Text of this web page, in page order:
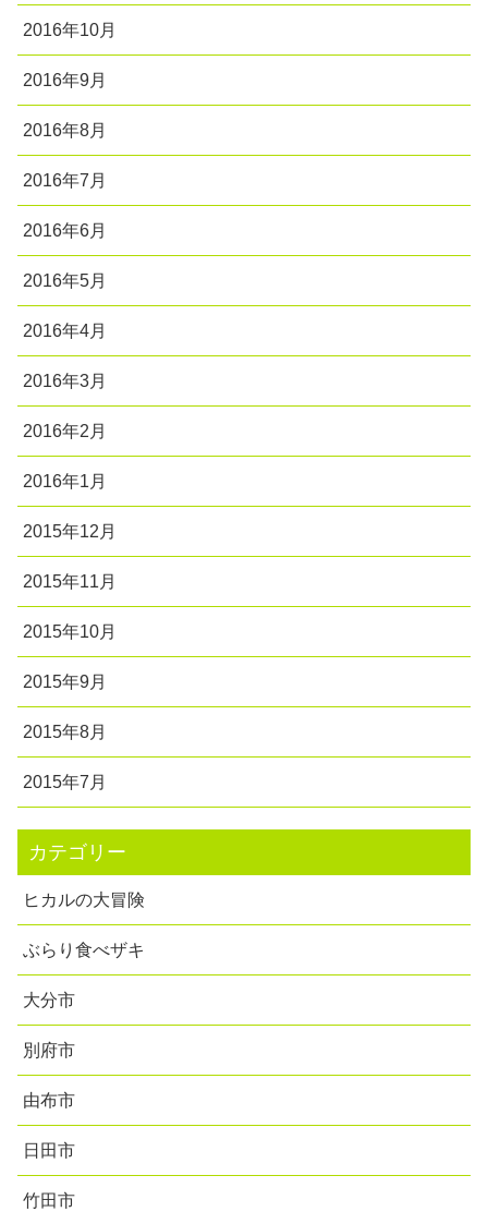
2016年10月
2016年9月
2016年8月
2016年7月
2016年6月
2016年5月
2016年4月
2016年3月
2016年2月
2016年1月
2015年12月
2015年11月
2015年10月
2015年9月
2015年8月
2015年7月
カテゴリー
ヒカルの大冒険
ぶらり食べザキ
大分市
別府市
由布市
日田市
竹田市